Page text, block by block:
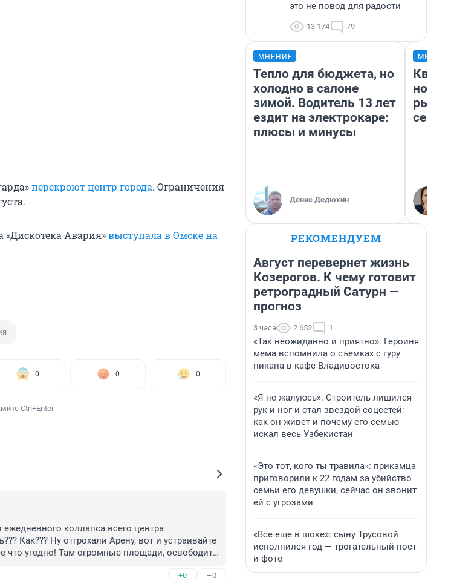
перекроют центр города. Ограничения
Авария»выступала в Омске на
0 0 0
Ctrl+Enter
коллапса всего центра
Как??? Ну отгрохали Арену, вот и устраивайте
что угодно! Там огромные площади, освободите
+0 –0
это не повод для радости
13 174 79
МНЕНИЕ
Тепло для бюджета, но
холодно в салоне
зимой. Водитель 13 лет
ездит на электрокаре:
плюсы и минусы
Денис Дедюхин
но
РЕКОМЕНДУЕМ
Август перевернет жизнь
Козерогов. К чему готовит
ретроградный Сатурн —
прогноз
3 часа 2 652 1
«Так неожиданно и приятно». Героиня
мема вспомнила о съемках с гуру
пикапа в кафе Владивостока
«Я не жалуюсь». Строитель лишился
рук и ног и стал звездой соцсетей:
как он живет и почему его семью
искал весь Узбекистан
«Это тот, кого ты травила»: прикамца
приговорили к 22 годам за убийство
семьи его девушки, сейчас он звонит
ей с угрозами
«Все еще в шоке»: сыну Трусовой
исполнился год — трогательный пост
и фото